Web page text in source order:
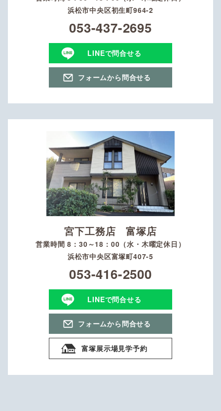
浜松市中央区初生町964-2
053-437-2695
LINEで問合せる
フォームから問合せる
宮下工務店 富塚店
営業時間 8：30～18：00（水・木曜定休日）
浜松市中央区富塚町407-5
053-416-2500
LINEで問合せる
フォームから問合せる
富塚展示場見学予約